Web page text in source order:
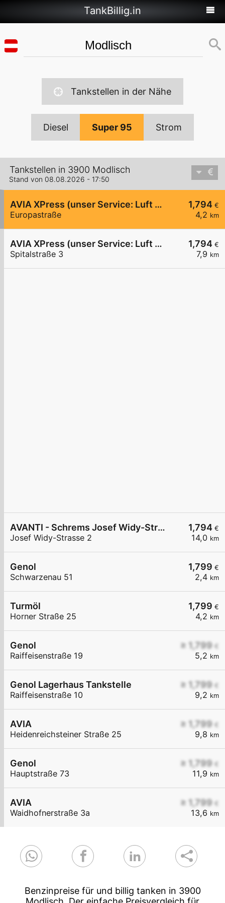
TankBillig.in
Tankstellen in der Nähe
Diesel Super 95 Strom
Tankstellen in 3900 Modlisch
Stand von 08.08.2026 - 17:50
1,794 €
4,2 km
AVIA XPress (unser Service: Luft und Wasser)
Europastraße
1,794 €
7,9 km
AVIA XPress (unser Service: Luft und Wasser)
Spitalstraße 3
1,794 €
14,0 km
AVANTI - Schrems Josef Widy-Straße 2
Josef Widy-Strasse 2
1,799 €
2,4 km
Genol
Schwarzenau 51
1,799 €
4,2 km
Turmöl
Horner Straße 25
≥ 1,799 €
5,2 km
Genol
Raiffeisenstraße 19
≥ 1,799 €
9,2 km
Genol Lagerhaus Tankstelle
Raiffeisenstraße 10
≥ 1,799 €
9,8 km
AVIA
Heidenreichsteiner Straße 25
≥ 1,799 €
11,9 km
Genol
Hauptstraße 73
≥ 1,799 €
13,6 km
AVIA
Waidhofnerstraße 3a
Benzinpreise für und billig tanken in 3900